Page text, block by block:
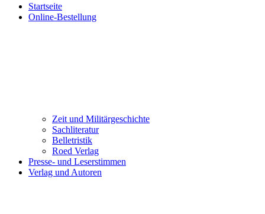
Startseite
Online-Bestellung
Zeit und Militärgeschichte
Sachliteratur
Belletristik
Roed Verlag
Presse- und Leserstimmen
Verlag und Autoren